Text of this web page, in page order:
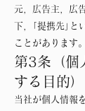
元，広告主，広
下，｢提携先｣と
ことがあります。
第3条（個
する目的）
当社が個人情報